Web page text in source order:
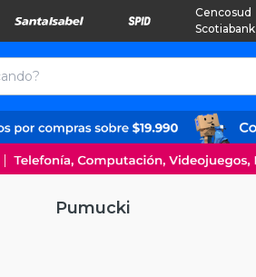
Cencosud
Scotiabank
Pumucki